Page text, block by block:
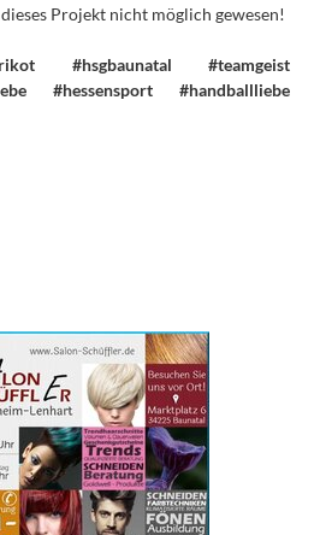
Projekt nicht möglich gewesen!
#hsgbaunatal #teamgeist
#hessensport #handballliebe